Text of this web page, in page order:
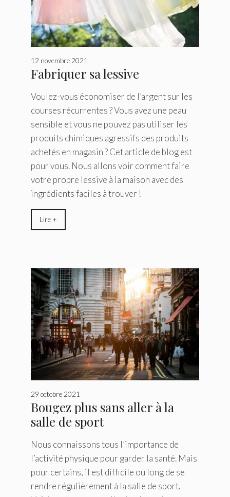
Fabriquer sa lessive
12 novembre 2021
Voulez-vous économiser de l’argent sur les
courses récurrentes ? Vous avez une peau
sensible et vous ne pouvez pas utiliser les
produits chimiques agressifs des produits
achetés en magasin ? Cet article de blog est
pour vous. Nous allons voir comment faire
votre propre lessive à la maison avec des
ingrédients faciles à trouver !
Lire +
Bougez plus sans aller à la
salle de sport
29 octobre 2021
Nous connaissons tous l’importance de
l’activité physique pour garder la santé. Mais
pour certains, il est difficile ou long de se
rendre régulièrement à la salle de sport.